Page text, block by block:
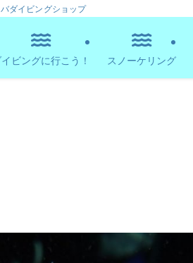
ダイビングショップ
ビングに行こう！ スノーケリング